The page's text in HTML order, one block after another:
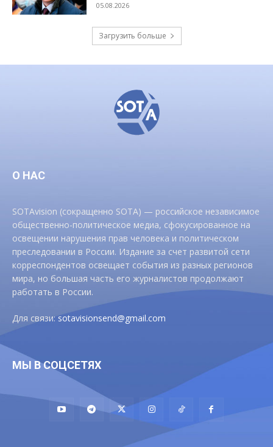
05.08.2026
Загрузить больше
О НАС
SOTAvision (сокращенно SOTA) — российское независимое
общественно-политическое медиа, сфокусированное на
освещении нарушения прав человека и политическом
преследовании в России. Издание за счет развитой сети
корреспондентов освещает события из разных регионов
мира, но большая часть его журналистов продолжают
работать в России.
Для связи:sotavisionsend@gmail.com
МЫ В СОЦСЕТЯХ